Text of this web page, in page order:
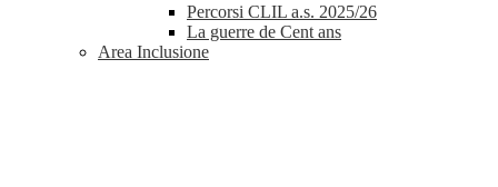
Percorsi CLIL a.s. 2025/26
La guerre de Cent ans
Area Inclusione